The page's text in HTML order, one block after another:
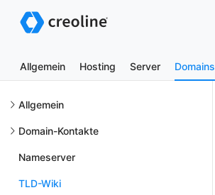
Allgemein Hosting Server Domains
Allgemein
Domain-Kontakte
Nameserver
TLD-Wiki